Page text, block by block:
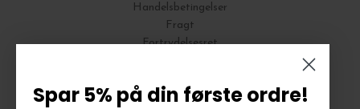
Handelsbetingelser
Fragt
Fortrydelsesret
Spar 5% på din første ordre!